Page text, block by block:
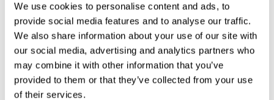
We use cookies to personalise content and ads, to
provide social media features and to analyse our traffic.
We also share information about your use of our site with
our social media, advertising and analytics partners who
may combine it with other information that you’ve
provided to them or that they’ve collected from your use
of their services.
sibulaid
nuuterist kahjustatud juuri või mulda
clerotium cepivorum’i viirusega nakatunud
sibulaid •ringmädanikuga kartuleid
kevadisi juurviljakeldri jäätmeid
rasheina või muude mitmeaastaste
umbrohutaimede juuri või seemneid